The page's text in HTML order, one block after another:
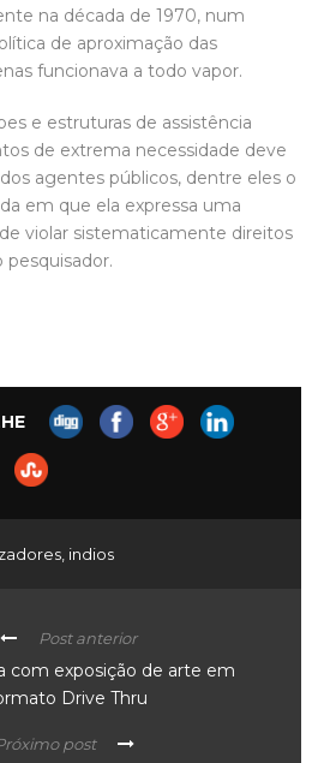
na década de 1970, num
de aproximação das
funcionava a todo vapor.
e estruturas de assistência
de extrema necessidade deve
agentes públicos, dentre eles o
em que ela expressa uma
violar sistematicamente direitos
pesquisador.
indios
Post anterior
com exposição de arte em
Drive Thru
post